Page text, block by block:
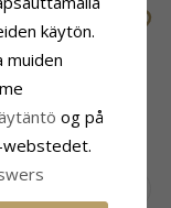
käytön.
muiden
og på
webstedet.